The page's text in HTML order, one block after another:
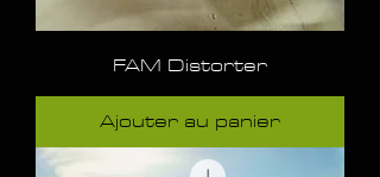
FAM Distorter
Ajouter au panier